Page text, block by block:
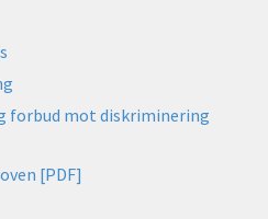
forbud mot diskriminering
[PDF]